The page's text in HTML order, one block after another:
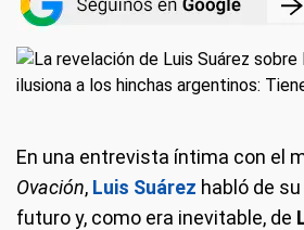
En una entrevista íntima con el
Ovación, Luis Suárez habló de
futuro y, como era inevitable, de